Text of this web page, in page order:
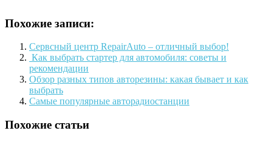
Похожие записи:
Сервсный центр RepairAuto – отличный выбор!
​ Как выбрать стартер для автомобиля: советы и
рекомендации
Обзор разных типов авторезины: какая бывает и как
выбрать
Самые популярные авторадиостанции
Похожие статьи